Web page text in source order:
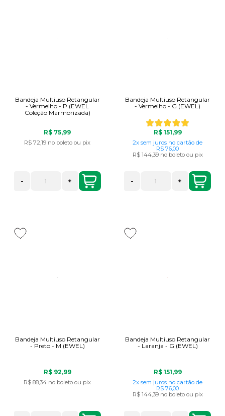
Bandeja Multiuso Retangular
- Vermelho - P (EWEL
Coleção Marmorizada)
R$ 75,99
R$ 72,19 no boleto ou pix
- +
Bandeja Multiuso Retangular
- Vermelho - G (EWEL)
R$ 151,99
2x sem juros no cartão de
R$ 76,00
R$ 144,39 no boleto ou pix
- +
Bandeja Multiuso Retangular
- Preto - M (EWEL)
R$ 92,99
R$ 88,34 no boleto ou pix
Bandeja Multiuso Retangular
- Laranja - G (EWEL)
R$ 151,99
2x sem juros no cartão de
R$ 76,00
R$ 144,39 no boleto ou pix